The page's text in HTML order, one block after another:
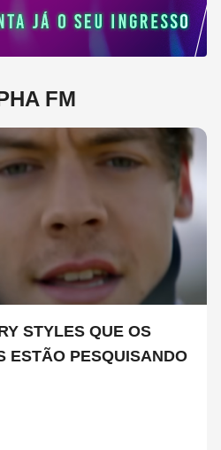
FM
STYLES QUE OS
ESTÃO PESQUISANDO